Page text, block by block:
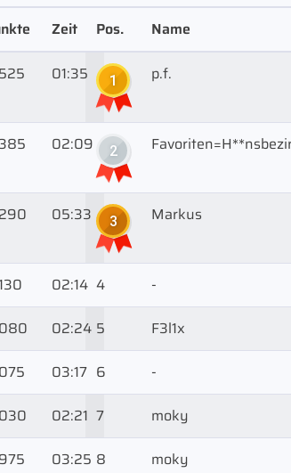
Zeit
01:35
02:09
05:33
02:14
02:24
03:17
02:21
03:25
Pos. Name
1 p.f.
2
3 Markus
4 -
5
F3l1x
6
-
7
moky
8
moky